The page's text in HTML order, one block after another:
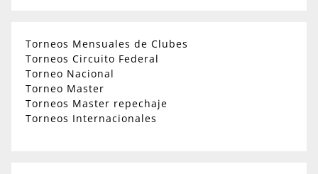
Torneos Mensuales de Clubes
Torneos Circuito Federal
Torneo Nacional
Torneo Master
Torneos Master repechaje
Torneos Internacionales